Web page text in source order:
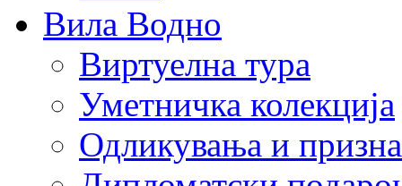
Вила Водно
Виртуелна тура
Уметничка колекција
Одликувања и